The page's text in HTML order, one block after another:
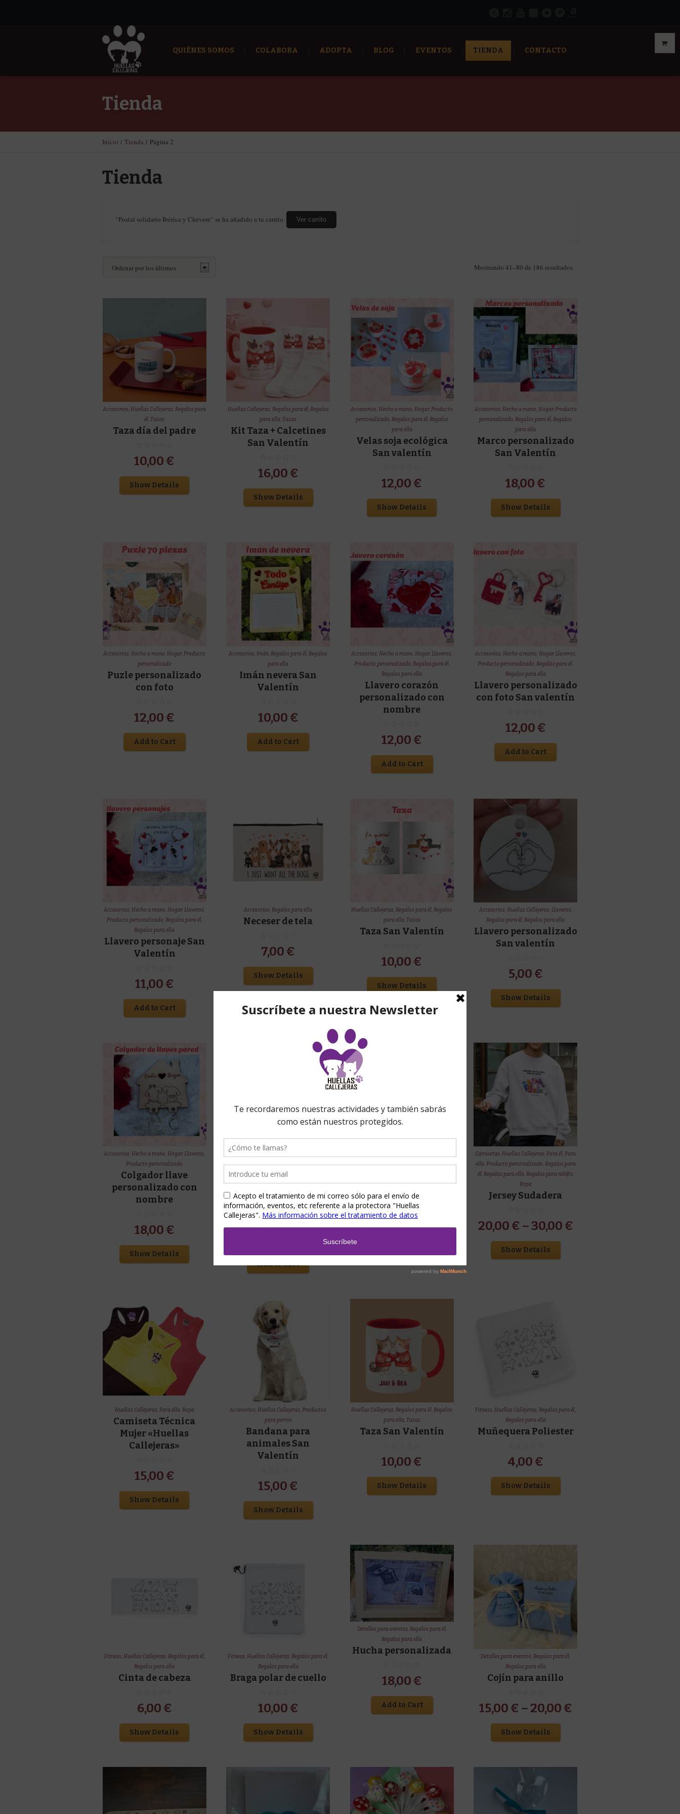
QUIÉNES SOMOS COLABORA ADOPTA BLOG EVENTOS TIENDA CONTACTO
Tienda
Inicio / Tienda / Página 2
Tienda
“Postal solidario Ibérica y Chévere” se ha añadido a tu carrito. Ver carrito
Mostrando 41–80 de 186 resultadosOrdenado
Accesorios,Huellas Callejeras,Regalos para
él, Tazas
Taza día del padre
10,00 €
Show Details
Huellas Callejeras, Regalos para él, Regalos
para ella, Tazas
Kit Taza + Calcetines
San Valentín
16,00 €
Show Details
Accesorios,Hecho a mano,Hogar,Producto
personalizado, Regalos para él, Regalos
para ella
Velas soja ecológica
San valentín
12,00 €
Show Details
Accesorios, Hecho a mano, Hogar, Producto
personalizado,Regalos para él,Regalos
para ella
Marco personalizado
San Valentín
18,00 €
Show Details
Accesorios,Hecho a mano,Hogar,Producto
personalizado
Puzle personalizado
con foto
12,00 €
Add to Cart
Accesorios,Imán,Regalos para él,Regalos
para ella
Imán nevera San
Valentín
10,00 €
Add to Cart
Accesorios,Hecho a mano,Hogar,Llaveros,
Producto personalizado, Regalos para él,
Regalos para ella
Llavero corazón
personalizado con
nombre
12,00 €
Add to Cart
Accesorios, Hecho a mano, Hogar, Llaveros,
Producto personalizado,Regalos para él,
Regalos para ella
Llavero personalizado
con foto San valentín
12,00 €
Add to Cart
Accesorios,Hecho a mano,Hogar,Llaveros,
Producto personalizado, Regalos para él,
Regalos para ella
Llavero personaje San
Valentín
11,00 €
Add to Cart
Accesorios,Regalos para ella
Neceser de tela
7,00 €
Show Details
Huellas Callejeras,Regalos para él,Regalos
para ella, Tazas
Taza San Valentín
10,00 €
Show Details
Accesorios, Huellas Callejeras, Llaveros,
Regalos para él,Regalos para ella
Llavero personalizado
San valentín
5,00 €
Show Details
Accesorios,Hecho a mano,Hogar,Llaveros,
Producto personalizado
Colgador llave
personalizado con
nombre
18,00 €
Show Details
Accesorios
Producto personalizado,Regalos para él,
Regalos para ella
Llavero puzle
personalizado con
nombre
Add to Cart
Detalles para eventos,Hecho a mano,
Regalos para niñ@s
Llavero muñeca
3,00€–4,00€
Camisetas,Huellas Callejeras,Para él,Para
ella, Producto personalizado, Regalos para
él, Regalos para ella, Regalos para niñ@s,
Ropa
Jersey Sudadera
20,00 € –30,00 €
Show Details
Huellas Callejeras, Para ella, Ropa
Camiseta Técnica
Mujer «Huellas
Callejeras»
15,00 €
Show Details
Accesorios,Huellas Callejeras,Productos
para perros
Bandana para
animales San
Valentín
15,00 €
Show Details
Huellas Callejeras,Regalos para él,Regalos
para ella, Tazas
Taza San Valentín
10,00 €
Show Details
Fitness,Huellas Callejeras,Regalos para él,
Regalos para ella
Muñequera Poliester
4,00 €
Show Details
Fitness, Huellas Callejeras, Regalos para él,
Regalos para ella
Cinta de cabeza
6,00 €
Show Details
Fitness,Huellas Callejeras,Regalos para él,
Regalos para ella
Braga polar de cuello
10,00 €
Show Details
Detalles para eventos, Regalos para él,
Regalos para ella
Hucha personalizada
18,00 €
Add to Cart
Detalles para eventos,Regalos para él,
Regalos para ella
Cojín para anillo
15,00 € – 20,00 €
Show Details